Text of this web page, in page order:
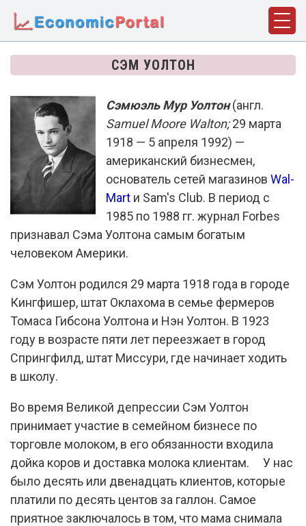
СЭМ УОЛТОН
Сэмюэль Мур Уолтон(англ.
Samuel Moore Walton;29 марта
1918 — 5 апреля 1992) —
американский бизнесмен,
основатель сетей магазиновWal-
Mart и Sam's Club. В период с
1985 по 1988 гг. журнал Forbes
признавал Сэма Уолтона самым богатым
человеком Америки.
Сэм Уолтон родился 29 марта 1918 года в городе
Кингфишер, штат Оклахома в семье фермеров
Томаса Гибсона Уолтона и Нэн Уолтон. В 1923
году в возрасте пяти лет переезжает в город
Спрингфилд, штат Миссури, где начинает ходить
в школу.
Во время Великой депрессии Сэм Уолтон
принимает участие в семейном бизнесе по
торговле молоком, в его обязанности входила
дойка коров и доставка молока клиентам. У нас
было десять или двенадцать клиентов, которые
платили по десять центов за галлон. Самое
приятное заключалось в том, что мама снимала
ГЛАВНАЯ
ДИСЦИПЛИНЫ
ФАКТЫ
ИСТОРИЯ
БИОГРАФИИ
КОМПАНИИ
СЛОВАРЬ